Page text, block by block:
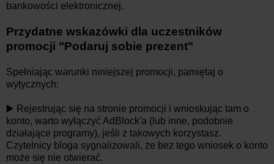
bankowości elektronicznej.
Przydatne wskazówki dla uczestników
promocji "Podaruj sobie prezent"
Spełniając warunki niniejszej promocji, pamiętaj o
wytycznych:
▶️ Rejestrując się na stronie promocji i wnioskując tam o
konto, warto wyłączyć AdBlock'a (lub inne, podobnie
działające programy), jeśli z takowych korzystasz.
Czytelnicy bloga sygnalizowali, że bez tego wniosek o konto
może się nie otwierać.